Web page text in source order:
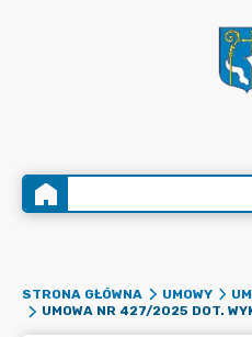
STRONA GŁÓWNA UMOWY